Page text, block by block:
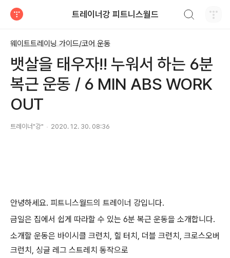
트레이너강 피트니스월드
웨이트트레이닝 가이드/코어 운동
뱃살을 태우자!! 누워서 하는 6분
복근 운동 / 6 MIN ABS WORK
OUT
트레이너"강" 2020. 12. 30. 08:36
안녕하세요. 피트니스월드의 트레이너 강입니다.
금일은 집에서 쉽게 따라할 수 있는 6분 복근 운동을 소개합니다.
소개할 운동은 바이시클 크런치, 힐 터치, 더블 크런치, 크로스오버
크런치, 싱글 레그 스트레치 동작으로